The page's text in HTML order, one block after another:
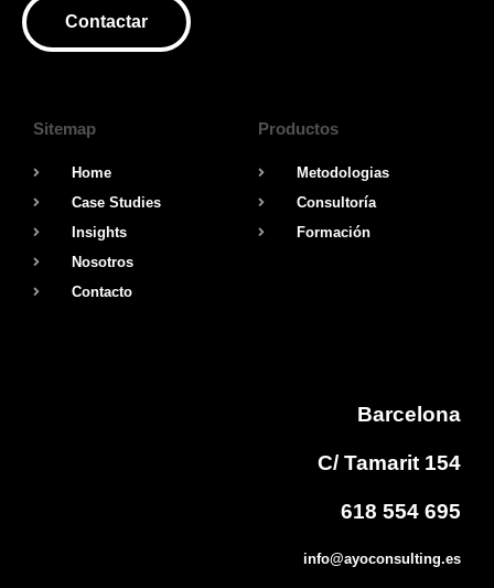
Contactar
Sitemap
Home
Case Studies
Insights
Nosotros
Contacto
Productos
Metodologias
Consultoría
Formación
Barcelona
C/ Tamarit 154
618 554 695
info@ayoconsulting.es